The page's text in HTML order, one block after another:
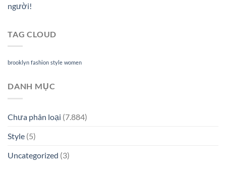
người!
TAG CLOUD
brooklyn fashion style women
DANH MỤC
Chưa phân loại (7.884)
Style (5)
Uncategorized (3)